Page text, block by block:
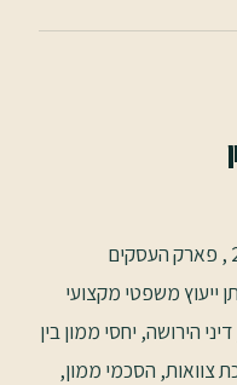
שרדים: 1.רחוב אלון התבור 2 , פארק העסקים
הים חדרה.מתן ייעוץ משפטי מקצועי
הירושה, יחסי ממון בין
צוואות, הסכמי ממון,